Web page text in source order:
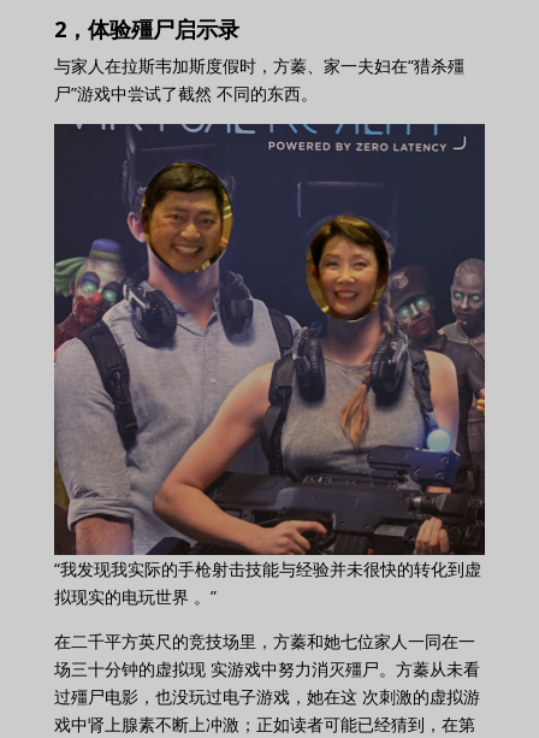
2，体验殭尸启示录
与家人在拉斯韦加斯度假时，方蓁、家一夫妇在“猎杀殭
尸”游戏中尝试了截然 不同的东西。
“我发现我实际的手枪射击技能与经验并未很快的转化到虚
拟现实的电玩世界 。”
在二千平方英尺的竞技场里，方蓁和她七位家人一同在一
场三十分钟的虚拟现 实游戏中努力消灭殭尸。方蓁从未看
过殭尸电影，也没玩过电子游戏，她在这 次刺激的虚拟游
戏中肾上腺素不断上冲激；正如读者可能已经猜到，在第